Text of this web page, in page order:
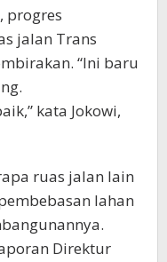
progres
jalan Trans
“Ini baru
kata Jokowi,
ruas jalan lain
lahan
Direktur